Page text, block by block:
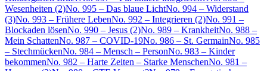
Wesenheiten (2)No. 995 – Das blaue LichtNo. 994 – Widerstand
(3)No. 993 – Frühere LebenNo. 992 – Integrieren (2)No. 991 –
Blockaden lösenNo. 990 – Jesus (2)No. 989 – KrankheitNo. 988 –
Mein SchattenNo. 987 – COVID-19No. 986 – St. GermainNo. 985
– StechmückenNo. 984 – Mensch – PersonNo. 983 – Kinder
bekommenNo. 982 – Harte Zeiten – Starke MenschenNo. 981 –